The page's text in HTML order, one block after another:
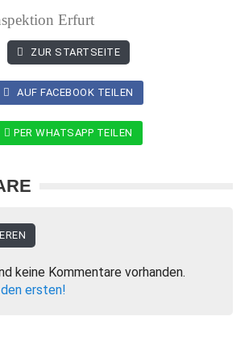
Erfurt
ZUR STARTSEITE
AUF FACEBOOK TEILEN
PER WHATSAPP TEILEN
keine Kommentare vorhanden.
ersten!